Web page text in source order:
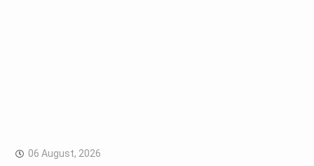
06 August, 2026